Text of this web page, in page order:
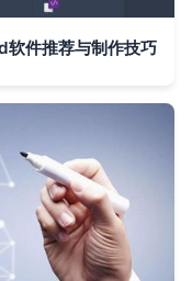
软件推荐与制作技巧